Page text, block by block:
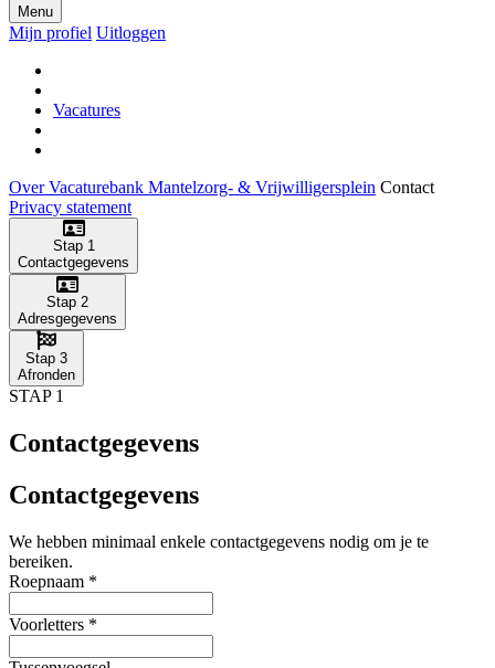
Menu
Mijn profiel Uitloggen
Vacatures
Over Vacaturebank Mantelzorg- & Vrijwilligersplein Contact
Privacy statement
Stap 1
Contactgegevens
Stap 2
Adresgegevens
Stap 3
Afronden
STAP 1
Contactgegevens
Contactgegevens
We hebben minimaal enkele contactgegevens nodig om je te
bereiken.
Roepnaam *
Voorletters *